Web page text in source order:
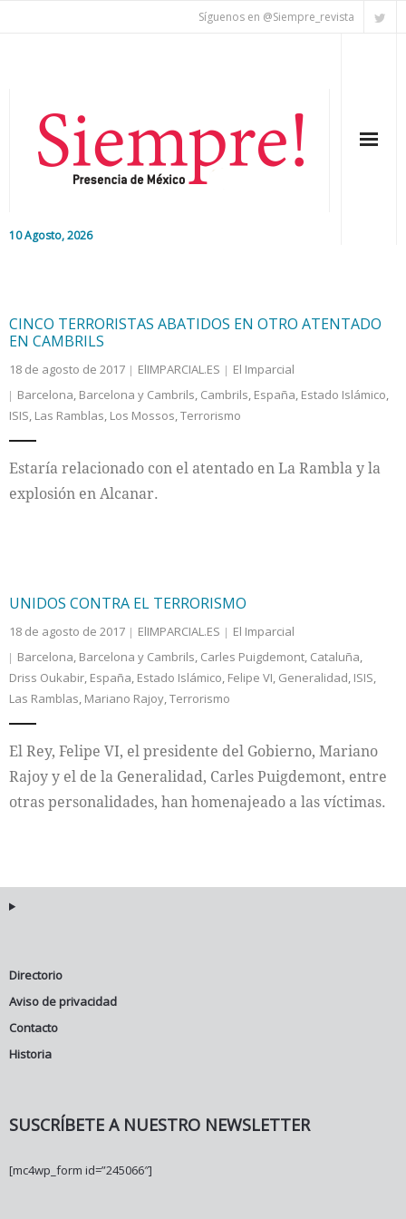
Síguenos en @Siempre_revista
10 Agosto, 2026
Colaboradores
Cultura
CINCO TERRORISTAS ABATIDOS EN OTRO ATENTADO
EN CAMBRILS
18 de agosto de 2017 ElIMPARCIAL.ES
El Imparcial
Barcelona, Barcelona y Cambrils, Cambrils, España, Estado Islámico,
ISIS, Las Ramblas, Los Mossos,Terrorismo
Estaría relacionado con el atentado en La Rambla y la
explosión en Alcanar.
UNIDOS CONTRA EL TERRORISMO
18 de agosto de 2017 ElIMPARCIAL.ES
El Imparcial
Barcelona, Barcelona y Cambrils, Carles Puigdemont, Cataluña,
Driss Oukabir, España, Estado Islámico, Felipe VI, Generalidad, ISIS,
Las Ramblas, Mariano Rajoy,Terrorismo
El Rey, Felipe VI, el presidente del Gobierno, Mariano
Rajoy y el de la Generalidad, Carles Puigdemont, entre
otras personalidades, han homenajeado a las víctimas.
Directorio
Aviso de privacidad
Contacto
Historia
SUSCRÍBETE A NUESTRO NEWSLETTER
[mc4wp_form id=”245066″]